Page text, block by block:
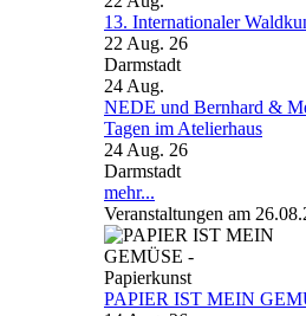
13. Internationaler
22 Aug. 26
Darmstadt
24 Aug.
NEDE und Bernhard &
Tagen im Atelierhaus
24 Aug. 26
Darmstadt
mehr...
Veranstaltungen am
PAPIER IST MEIN